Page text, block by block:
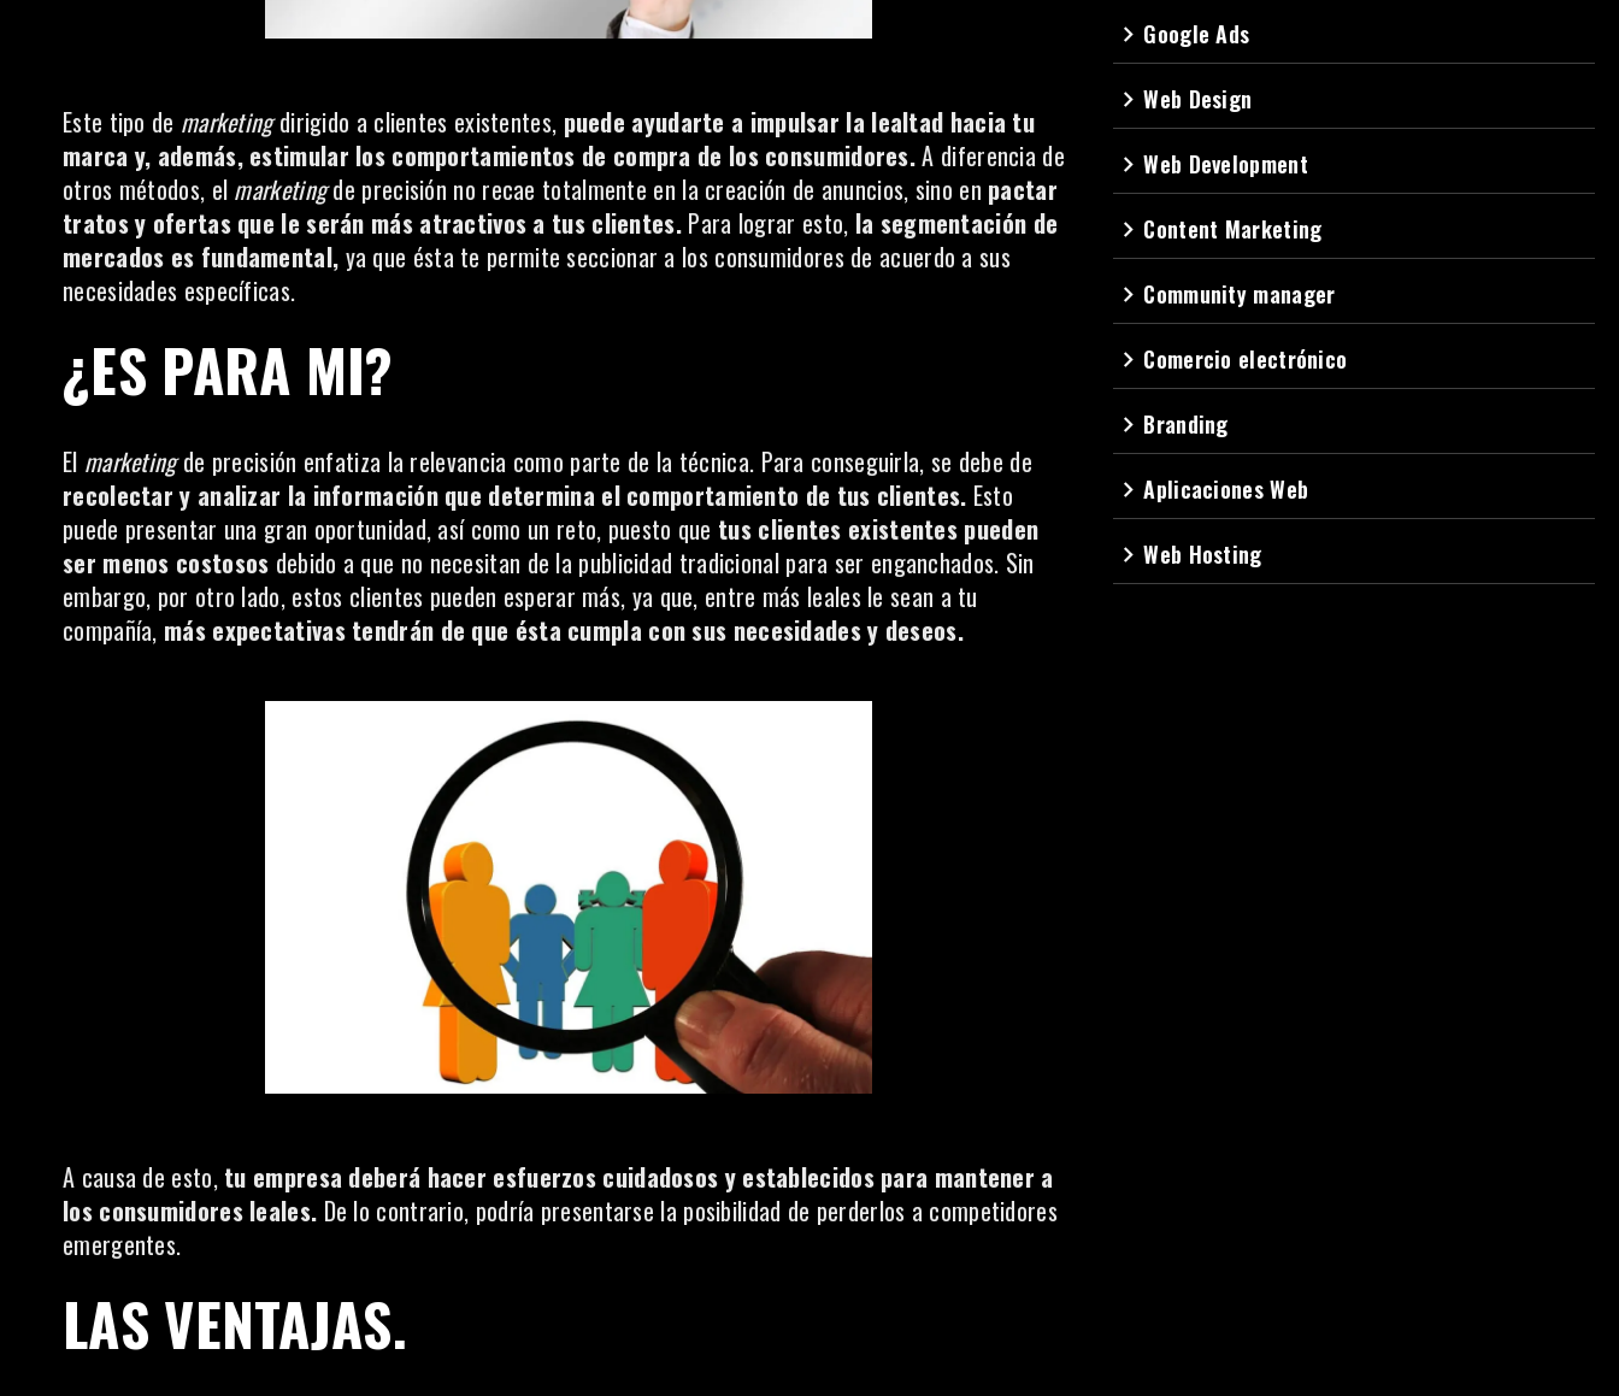
Este tipo de marketingdirigido a clientes existentes, puede ayudarte a impulsar la lealtad hacia tu
marca y, además, estimular los comportamientos de compra de los consumidores.A diferencia de
otros métodos, el marketingde precisión no recae totalmente en la creación de anuncios, sino en pactar
tratos y ofertas que le serán más atractivos a tus clientes. Para lograr esto, la segmentación de
mercados es fundamental, ya que ésta te permite seccionar a los consumidores de acuerdo a sus
necesidades específicas.
¿ES PARA MI?
El marketingde precisión enfatiza la relevancia como parte de la técnica. Para conseguirla, se debe de
recolectar y analizar la información que determina el comportamiento de tus clientes. Esto
puede presentar una gran oportunidad, así como un reto, puesto que tus clientes existentes pueden
ser menos costosos debido a que no necesitan de la publicidad tradicional para ser enganchados. Sin
embargo, por otro lado, estos clientes pueden esperar más, ya que, entre más leales le sean a tu
compañía, más expectativas tendrán de que ésta cumpla con sus necesidades y deseos.
A causa de esto, tu empresa deberá hacer esfuerzos cuidadosos y establecidos para mantener a
los consumidores leales. De lo contrario, podría presentarse la posibilidad de perderlos a competidores
emergentes.
LAS VENTAJAS.
navigate_next Google Ads
navigate_nextWeb Design
navigate_nextWeb Development
navigate_next Content Marketing
navigate_next Community manager
navigate_next Comercio electrónico
navigate_next Branding
navigate_nextAplicaciones Web
navigate_nextWeb Hosting